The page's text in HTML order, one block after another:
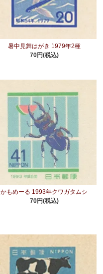
暑中見舞はがき 1979年2種
70円(税込)
かもめーる 1993年クワガタムシ
70円(税込)